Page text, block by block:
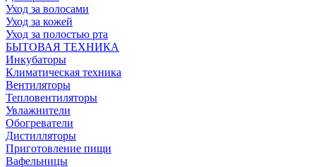
Уход за волосами
Уход за кожей
Уход за полостью рта
БЫТОВАЯ ТЕХНИКА
Инкубаторы
Климатическая техника
Вентиляторы
Тепловентиляторы
Увлажнители
Обогреватели
Дистилляторы
Приготовление пищи
Вафельницы